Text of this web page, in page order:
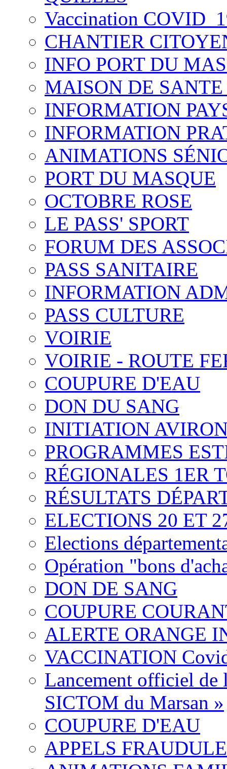
Vaccination
CHANTIER
INFO PORT DU
MAISON DE
INFORMATION
INFORMATION
ANIMATIONS
PORT DU MASQUE
OCTOBRE ROSE
LE PASS' SPORT
FORUM DES
PASS SANITAIRE
INFORMATION
PASS CULTURE
VOIRIE
VOIRIE - ROUTE
COUPURE D'EAU
DON DU SANG
INITIATION
PROGRAMMES
RÉGIONALES 1ER
RÉSULTATS
ELECTIONS 20 ET
Elections
Opération "bons
DON DE SANG
COUPURE
ALERTE ORANGE
VACCINATION
Lancement officiel de
SICTOM du Marsan »
COUPURE D'EAU
APPELS